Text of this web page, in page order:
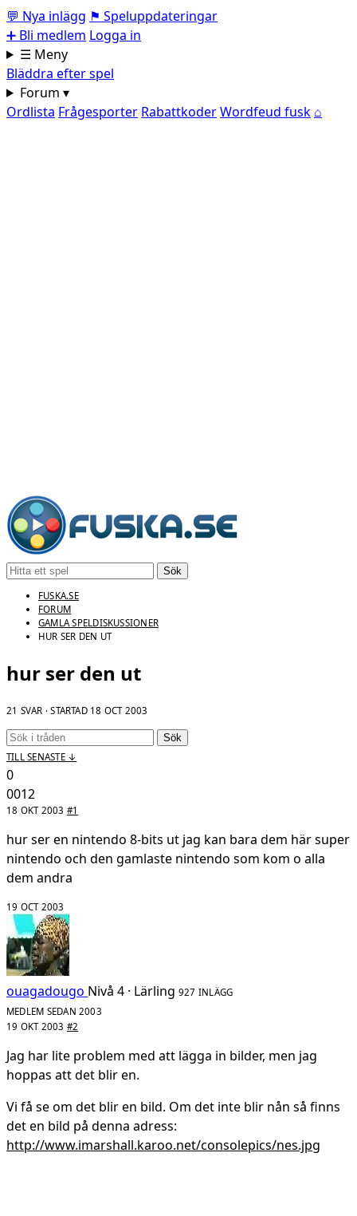
💬 Nya inlägg ⚑ Speluppdateringar
➕ Bli medlem Logga in
☰ Meny
Bläddra efter spel
Forum ▾
Ordlista Frågesporter RabattkoderWordfeud fusk ⌂
Sök
FUSKA.SE
FORUM
GAMLA SPELDISKUSSIONER
HUR SER DEN UT
hur ser den ut
21 SVAR · STARTAD 18 OCT 2003
Sök
TILL SENASTE ↓
0
0012
18 OKT 2003 #1
hur ser en nintendo 8-bits ut jag kan bara dem här super
nintendo och den gamlaste nintendo som kom o alla
dem andra
19 OCT 2003
ouagadougo Nivå 4 · Lärling 927 INLÄGG
MEDLEM SEDAN 2003
19 OKT 2003 #2
Jag har lite problem med att lägga in bilder, men jag
hoppas att det blir en.
Vi få se om det blir en bild. Om det inte blir nån så finns
det en bild på denna adress:
http://www.imarshall.karoo.net/consolepics/nes.jpg